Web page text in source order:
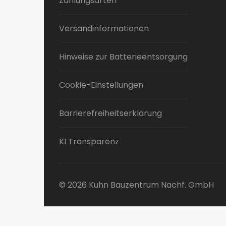
Versandinformationen
Hinweise zur Batterieentsorgung
Cookie-Einstellungen
Barrierefreiheitserklärung
KI Transparenz
© 2026 Kuhn Bauzentrum Nachf. GmbH